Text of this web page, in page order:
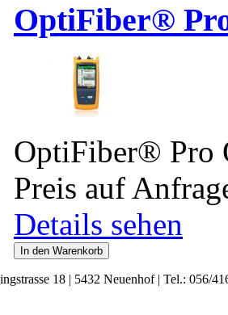
OptiFiber®
OptiFiber® Pro
Preis auf
Details sehen
18 | 5432 Neuenhof | Tel.: 056/